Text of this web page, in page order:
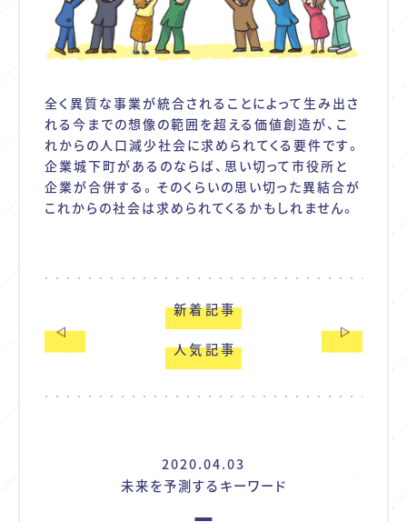
全く異質な事業が統合されることによって生み出さ
れる今までの想像の範囲を超える価値創造が、こ
れからの人口減少社会に求められてくる要件です。
企業城下町があるのならば、思い切って市役所と
企業が合併する。そのくらいの思い切った異結合が
これからの社会は求められてくるかもしれません。
新着記事
人気記事
2020.04.03
未来を予測するキーワード